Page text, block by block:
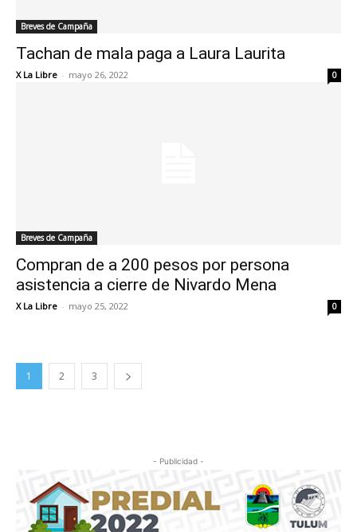
Breves de Campaña
Tachan de mala paga a Laura Laurita
X La Libre - mayo 26, 2022 0
Breves de Campaña
Compran de a 200 pesos por persona
asistencia a cierre de Nivardo Mena
X La Libre - mayo 25, 2022 0
1 2 3
- Publicidad -